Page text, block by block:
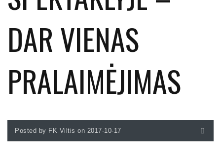
DAR VIENAS
PRALAIMĖJIMAS
Posted by FK Viltis on 2017-10-17